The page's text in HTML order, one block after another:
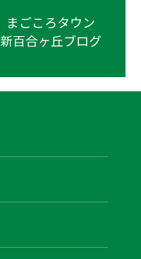
まごころタウン
新百合ヶ丘ブログ